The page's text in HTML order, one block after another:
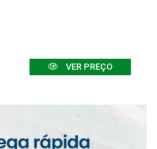
VER PREÇO